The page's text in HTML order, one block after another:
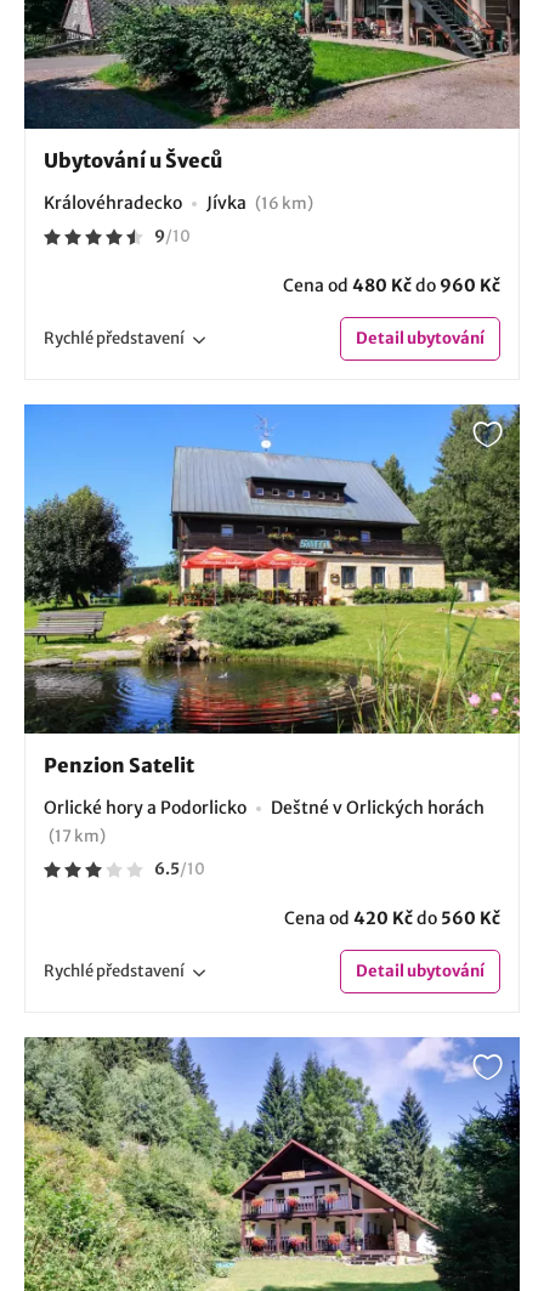
Ubytování u Šveců
Královéhradecko Jívka (16 km)
9/10
Cena od 480 Kčdo 960 Kč
Rychlépředstavení Detailubytování
Penzion Satelit
Orlické hory a Podorlicko Deštné v Orlických horách
(17 km)
6.5/10
Cena od 420 Kčdo 560 Kč
Rychlépředstavení Detailubytování